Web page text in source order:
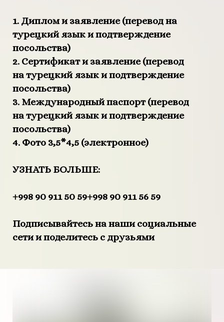
1. Диплом и заявление (перевод на
турецкий язык и подтверждение
посольства)
2. Сертификат и заявление (перевод
на турецкий язык и подтверждение
посольства)
3. Международный паспорт (перевод
на турецкий язык и подтверждение
посольства)
4. Фото 3,5*4,5 (электронное)
УЗНАТЬ БОЛЬШЕ:
+998 90 911 50 59+998 90 911 56 59
Подписывайтесь на наши социальные
сети и поделитесь с друзьями